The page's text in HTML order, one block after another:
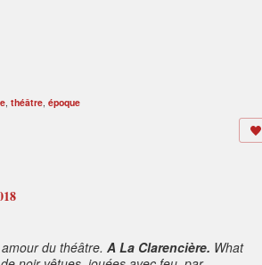
, théâtre, époque
du théâtre. A La Clarencière. What